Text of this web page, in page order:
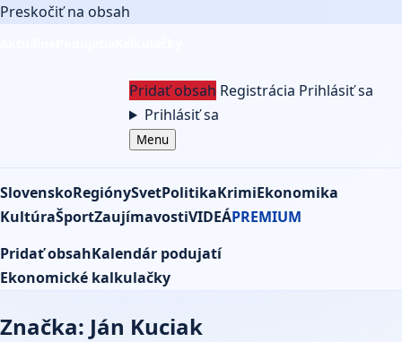
Preskočiť na obsah
Pridať obsah Registrácia Prihlásiť sa
Prihlásiť sa
Menu
SlovenskoRegiónySvetPolitikaKrimiEkonomika
KultúraŠportZaujímavostiVIDEÁPREMIUM
Pridať obsahKalendár podujatí
Ekonomické kalkulačky
Značka: Ján Kuciak